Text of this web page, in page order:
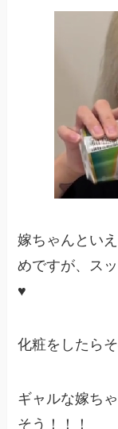
嫁ちゃんとい
めですが、ス
♥
化粧をしたら
ギャルな嫁ち
そう！！！